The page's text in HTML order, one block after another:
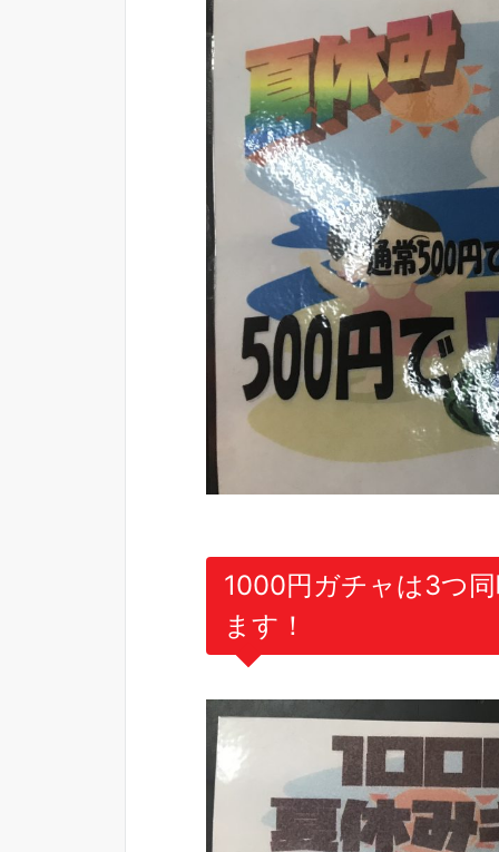
1000円ガチャは3つ
ます！